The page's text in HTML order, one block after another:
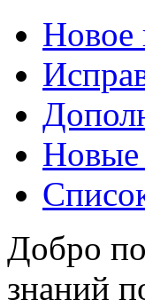
Новое
Новые
Добро
знаний